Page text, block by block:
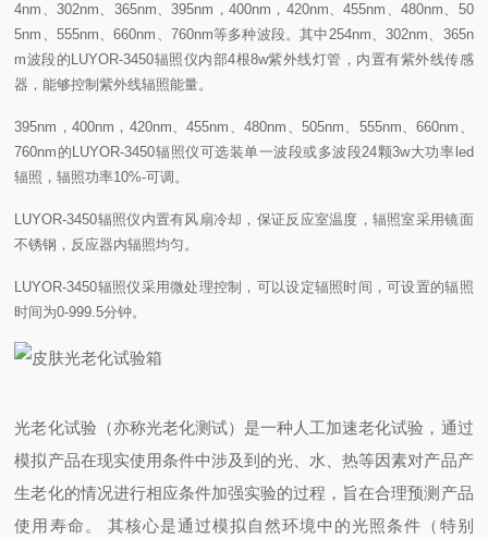
4nm、302nm、365nm、395nm，400nm，420nm、455nm、480nm、50
5nm、555nm、660nm、760nm等多种波段。其中254nm、302nm、365n
m波段的LUYOR-3450辐照仪内部4根8w紫外线灯管，内置有紫外线传感
器，能够控制紫外线辐照能量。
395nm，400nm，420nm、455nm、480nm、505nm、555nm、660nm、
760nm的LUYOR-3450辐照仪可选装单一波段或多波段24颗3w大功率led
辐照，辐照功率10%-可调。
LUYOR-3450辐照仪内置有风扇冷却，保证反应室温度，辐照室采用镜面
不锈钢，反应器内辐照均匀。
LUYOR-3450辐照仪采用微处理控制，可以设定辐照时间，可设置的辐照
时间为0-999.5分钟。
光老化试验（亦称光老化测试）是一种人工加速老化试验，通过
模拟产品在现实使用条件中涉及到的光、水、热等因素对产品产
生老化的情况进行相应条件加强实验的过程，旨在合理预测产品
使用寿命。 其核心是通过模拟自然环境中的光照条件（特别